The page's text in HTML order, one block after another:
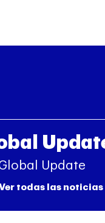
Update
todas las noticias